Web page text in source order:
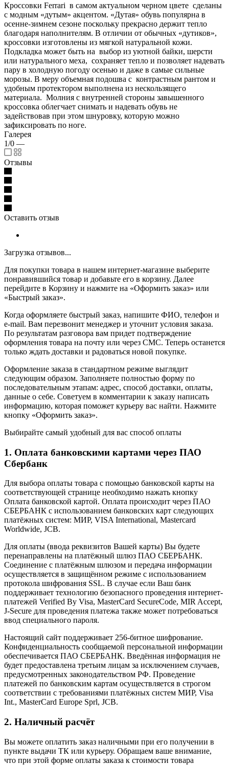
Кроссовки Ferrari в самом актуальном черном цвете сделаны
с модным «дутым» акцентом. «Дутая» обувь популярна в
осенне-зимнем сезоне поскольку прекрасно держит тепло
благодаря наполнителям. В отличии от обычных «дутиков»,
кроссовки изготовлены из мягкой натуральной кожи.
Подкладка может быть на выбор из уютной байки, шерсти
или натурального меха, сохраняет тепло и позволяет надевать
пару в холодную погоду осенью и даже в самые сильные
морозы. В меру объемная подошва с контрастным рантом и
удобным протектором выполнена из нескользящего
материала. Молния с внутренней стороны завышенного
кроссовка облегчает снимать и надевать обувь не
задействовав при этом шнуровку, которую можно
зафиксировать по ноге.
Галерея
1/0 —
Отзывы
Оставить отзыв
Загрузка отзывов...
Для покупки товара в нашем интернет-магазине выберите
понравившийся товар и добавьте его в корзину. Далее
перейдите в Корзину и нажмите на «Оформить заказ» или
«Быстрый заказ».
Когда оформляете быстрый заказ, напишите ФИО, телефон и
e-mail. Вам перезвонит менеджер и уточнит условия заказа.
По результатам разговора вам придет подтверждение
оформления товара на почту или через СМС. Теперь останется
только ждать доставки и радоваться новой покупке.
Оформление заказа в стандартном режиме выглядит
следующим образом. Заполняете полностью форму по
последовательным этапам: адрес, способ доставки, оплаты,
данные о себе. Советуем в комментарии к заказу написать
информацию, которая поможет курьеру вас найти. Нажмите
кнопку «Оформить заказ».
Выбирайте самый удобный для вас способ оплаты
1. Оплата банковскими картами через ПАО
Сбербанк
Для выбора оплаты товара с помощью банковской карты на
соответствующей странице необходимо нажать кнопку
Оплата банковской картой. Оплата происходит через ПАО
СБЕРБАНК с использованием банковских карт следующих
платёжных систем: МИР, VISA International, Mastercard
Worldwide, JCB.
Для оплаты (ввода реквизитов Вашей карты) Вы будете
перенаправлены на платёжный шлюз ПАО СБЕРБАНК.
Соединение с платёжным шлюзом и передача информации
осуществляется в защищённом режиме с использованием
протокола шифрования SSL. В случае если Ваш банк
поддерживает технологию безопасного проведения интернет-
платежей Verified By Visa, MasterCard SecureCode, MIR Accept,
J-Secure для проведения платежа также может потребоваться
ввод специального пароля.
Настоящий сайт поддерживает 256-битное шифрование.
Конфиденциальность сообщаемой персональной информации
обеспечивается ПАО СБЕРБАНК. Введённая информация не
будет предоставлена третьим лицам за исключением случаев,
предусмотренных законодательством РФ. Проведение
платежей по банковским картам осуществляется в строгом
соответствии с требованиями платёжных систем МИР, Visa
Int., MasterCard Europe Sprl, JCB.
2. Наличный расчёт
Вы можете оплатить заказ наличными при его получении в
пункте выдачи ТК или курьеру. Обращаем ваше внимание,
что при этой форме оплаты заказа к стоимости товара